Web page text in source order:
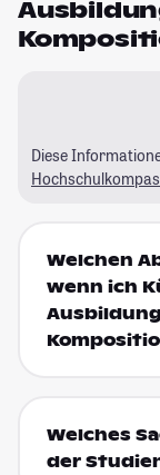
Diese
Welchen
wenn ich
Welches
der